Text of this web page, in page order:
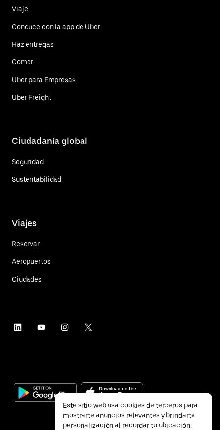
Viaje
Conduce con la app de Uber
Haz entregas
Comer
Uber para Empresas
Uber Freight
Ciudadanía global
Seguridad
Sustentabilidad
Viajes
Reservar
Aeropuertos
Ciudades
Este sitio web usa cookies de terceros para
mostrarte anuncios relevantes y brindarte
personalización al recordar tu ubicación.